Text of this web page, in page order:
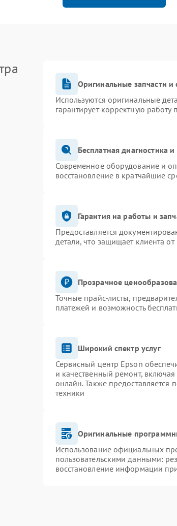
Оригинальные запчасти
Используются оригинальные
гарантирует корректную
Бесплатная диагностика
Современное оборудование и
восстановление в кратчайшие
Гарантия на работы и
Предоставляется
детали, что защищает клиента
Прозрачное
Точные прайс-листы,
платежей и возможность
Широкий спектр услуг
Сервисный центр Epson
и качественный ремонт,
онлайн. Также предоставляется
техники
Оригинальные
Использование официальных
пользовательскими данными:
восстановление информации